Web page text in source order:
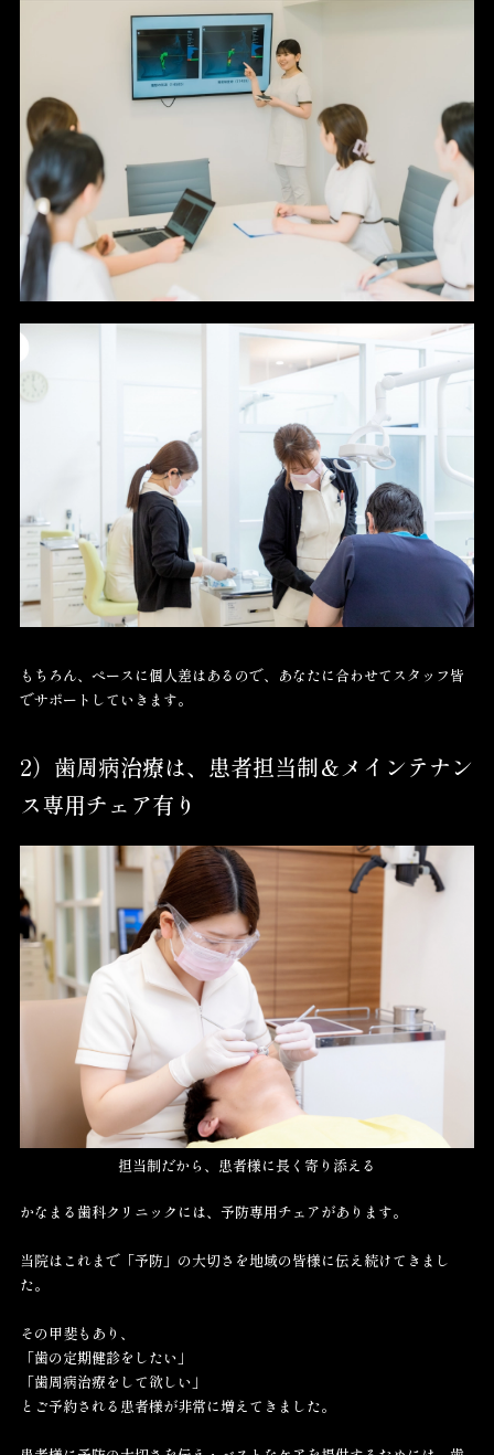
もちろん、ペースに個人差はあるので、あなたに合わせてスタッフ皆
でサポートしていきます。
2）歯周病治療は、患者担当制＆メインテナン
ス専用チェア有り
担当制だから、患者様に長く寄り添える
かなまる歯科クリニックには、予防専用チェアがあります。
当院はこれまで「予防」の大切さを地域の皆様に伝え続けてきまし
た。
その甲斐もあり、
「歯の定期健診をしたい」
「歯周病治療をして欲しい」
とご予約される患者様が非常に増えてきました。